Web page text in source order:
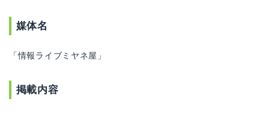
媒体名
「情報ライブミヤネ屋」
掲載内容